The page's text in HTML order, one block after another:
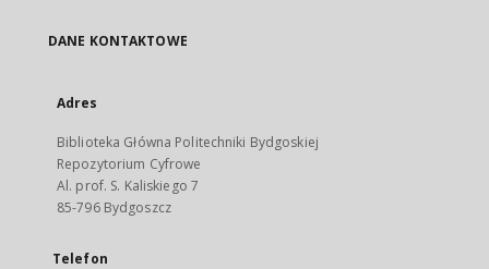
DANE KONTAKTOWE
Adres
Biblioteka Główna Politechniki Bydgoskiej
Repozytorium Cyfrowe
Al. prof. S. Kaliskiego 7
85-796 Bydgoszcz
Telefon